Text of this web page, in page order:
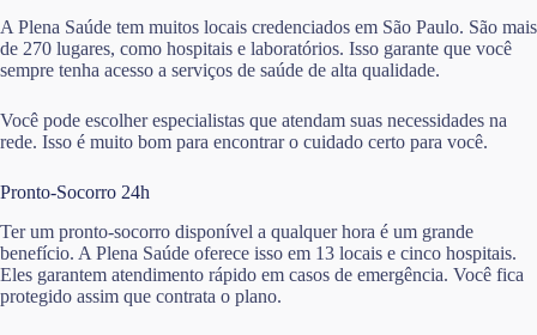
A Plena Saúde tem muitos locais credenciados em São Paulo. São mais
de 270 lugares, como hospitais e laboratórios. Isso garante que você
sempre tenha acesso a serviços de saúde de alta qualidade.
Você pode escolher especialistas que atendam suas necessidades na
rede. Isso é muito bom para encontrar o cuidado certo para você.
Pronto-Socorro 24h
Ter um pronto-socorro disponível a qualquer hora é um grande
benefício. A Plena Saúde oferece isso em 13 locais e cinco hospitais.
Eles garantem atendimento rápido em casos de emergência. Você fica
protegido assim que contrata o plano.